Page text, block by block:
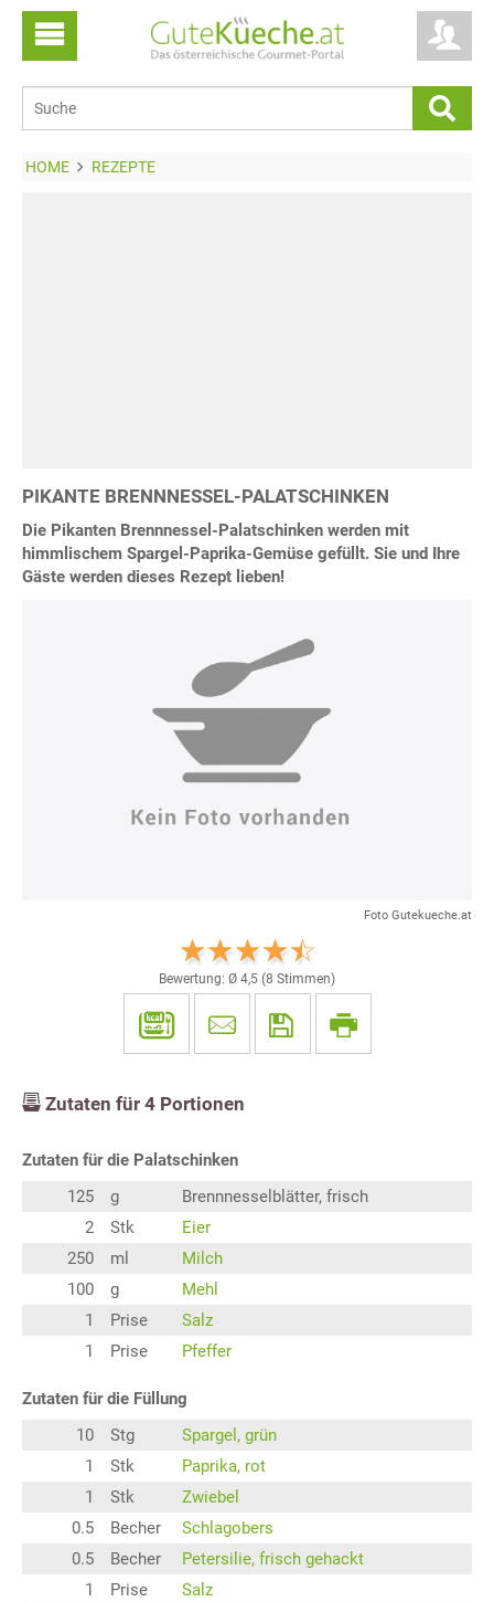
HOME REZEPTE
PIKANTE BRENNNESSEL-PALATSCHINKEN
Die Pikanten Brennnessel-Palatschinken werden mit
himmlischem Spargel-Paprika-Gemüse gefüllt. Sie und Ihre
Gäste werden dieses Rezept lieben!
Foto Gutekueche.at
Bewertung: Ø 4,5 (8 Stimmen)
Zutaten für 4 Portionen
Zutaten für die Palatschinken
125
g
Brennnesselblätter, frisch
2
Stk
Eier
250
ml
Milch
100
g
Mehl
1
Prise
Salz
1
Prise Pfeffer
Zutaten für die Füllung
10
Stg
Spargel, grün
1
Stk
Paprika, rot
1
Stk
Zwiebel
0.5
Becher
Schlagobers
0.5
Becher
Petersilie, frisch gehackt
1
Prise
Salz